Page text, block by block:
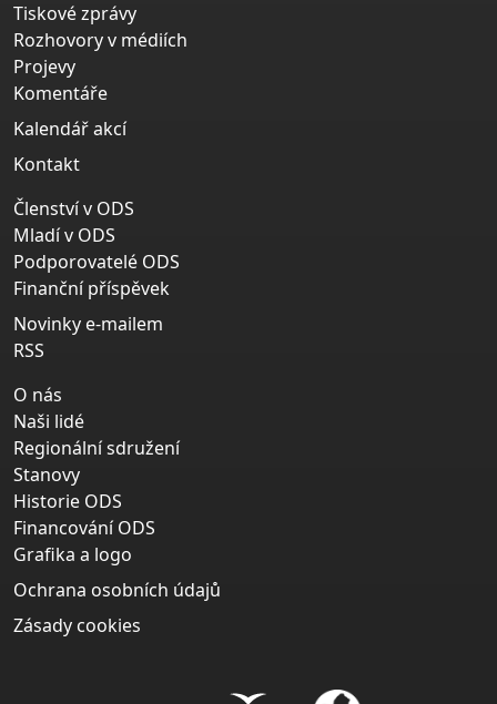
Tiskové zprávy
Rozhovory v médiích
Projevy
Komentáře
Kalendář akcí
Kontakt
Členství v ODS
Mladí v ODS
Podporovatelé ODS
Finanční příspěvek
Novinky e-mailem
RSS
O nás
Naši lidé
Regionální sdružení
Stanovy
Historie ODS
Financování ODS
Grafika a logo
Ochrana osobních údajů
Zásady cookies